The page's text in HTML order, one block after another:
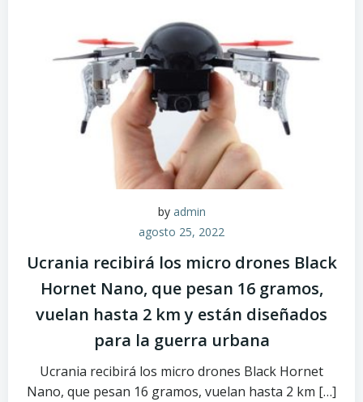
by admin
agosto 25, 2022
Ucrania recibirá los micro drones Black
Hornet Nano, que pesan 16 gramos,
vuelan hasta 2 km y están diseñados
para la guerra urbana
Ucrania recibirá los micro drones Black Hornet
Nano, que pesan 16 gramos, vuelan hasta 2 km […]